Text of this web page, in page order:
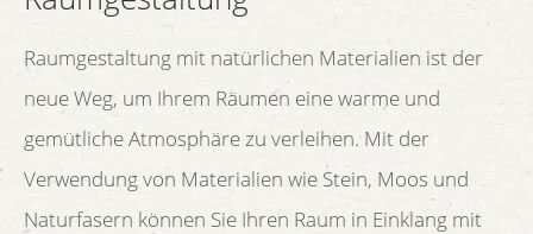
Raumgestaltung mit natürlichen Materialien ist der
neue Weg, um Ihrem Räumen eine warme und
gemütliche Atmosphäre zu verleihen. Mit der
Verwendung von Materialien wie Stein, Moos und
Naturfasern können Sie Ihren Raum in Einklang mit